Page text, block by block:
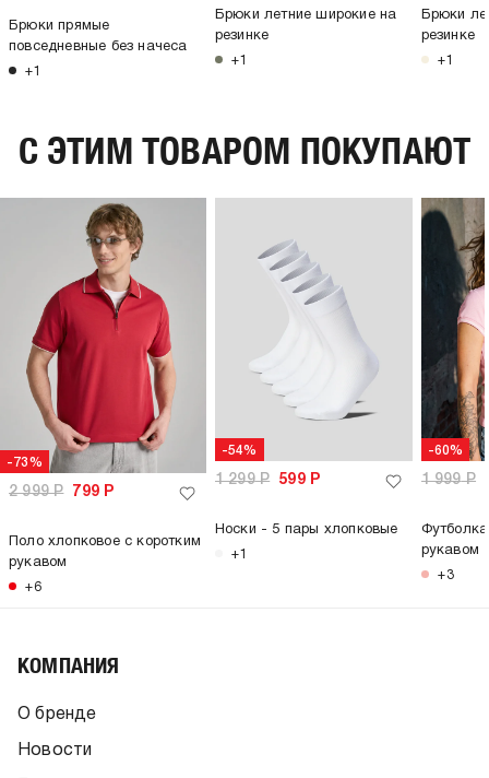
Брюки прямые
повседневные без начеса
+1
Брюки летние широкие на
резинке
+1
Брюки
резинке
+1
C ЭТИМ ТОВАРОМ ПОКУПАЮТ
-73%
2 999Р 799 Р
Поло хлопковое с коротким
рукавом
+6
-54%
1 299Р 599Р
Носки - 5 пары хлопковые
+1
-60%
1 999Р
рукавом
+3
КОМПАНИЯ
О бренде
Новости